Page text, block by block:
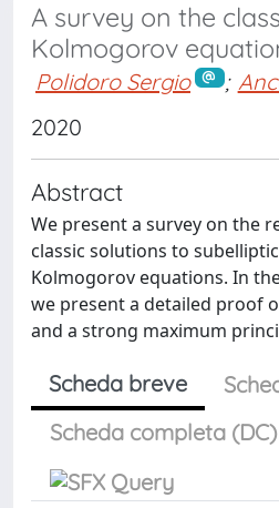
A survey on the
Kolmogorov
Polidoro Sergio ;
2020
Abstract
We present a survey on the
classic solutions to
Kolmogorov equations. In
we present a detailed proof
and a strong maximum
Scheda breve
Scheda completa (DC)